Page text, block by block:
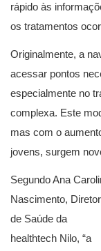
rápido às
os tratamentos
Originalmente, a
acessar pontos
especialmente no
complexa. Este
mas com o
jovens, surgem
Segundo Ana
Nascimento,
de Saúde da
healthtech Nilo, “a